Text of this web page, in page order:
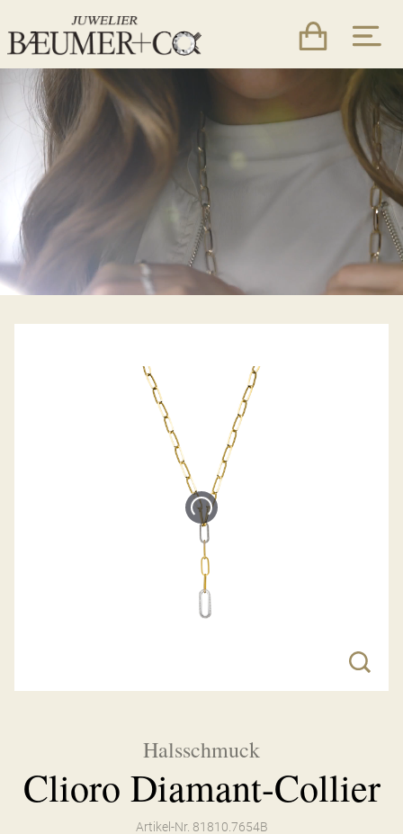
Halsschmuck
Clioro Diamant-Collier
Artikel-Nr. 81810.7654B